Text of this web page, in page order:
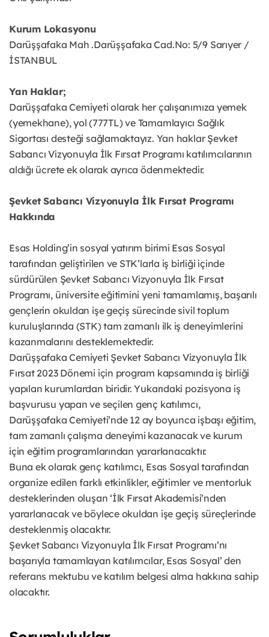
Kurum Lokasyonu
Darüşşafaka Mah .Darüşşafaka Cad.No: 5/9 Sarıyer /
İSTANBUL
Yan Haklar;
Darüşşafaka Cemiyeti olarak her çalışanımıza yemek
(yemekhane), yol (777TL) ve Tamamlayıcı Sağlık
Sigortası desteği sağlamaktayız. Yan haklar Şevket
Sabancı Vizyonuyla İlk Fırsat Programı katılımcılarının
aldığı ücrete ek olarak ayrıca ödenmektedir.
Şevket Sabancı Vizyonuyla İlk Fırsat Programı
Hakkında
Esas Holding’in sosyal yatırım birimi Esas Sosyal
tarafından geliştirilen ve STK’larla iş birliği içinde
sürdürülen Şevket Sabancı Vizyonuyla İlk Fırsat
Programı, üniversite eğitimini yeni tamamlamış, başarılı
gençlerin okuldan işe geçiş sürecinde sivil toplum
kuruluşlarında (STK) tam zamanlı ilk iş deneyimlerini
kazanmalarını desteklemektedir.
Darüşşafaka Cemiyeti Şevket Sabancı Vizyonuyla İlk
Fırsat 2023 Dönemi için program kapsamında iş birliği
yapılan kurumlardan biridir. Yukarıdaki pozisyona iş
başvurusu yapan ve seçilen genç katılımcı,
Darüşşafaka Cemiyeti’nde 12 ay boyunca işbaşı eğitim,
tam zamanlı çalışma deneyimi kazanacak ve kurum
için eğitim programlarından yararlanacaktır.
Buna ek olarak genç katılımcı, Esas Sosyal tarafından
organize edilen farklı etkinlikler, eğitimler ve mentorluk
desteklerinden oluşan ‘İlk Fırsat Akademisi’nden
yararlanacak ve böylece okuldan işe geçiş süreçlerinde
desteklenmiş olacaktır.
Şevket Sabancı Vizyonuyla İlk Fırsat Programı’nı
başarıyla tamamlayan katılımcılar, Esas Sosyal’ den
referans mektubu ve katılım belgesi alma hakkına sahip
olacaktır.